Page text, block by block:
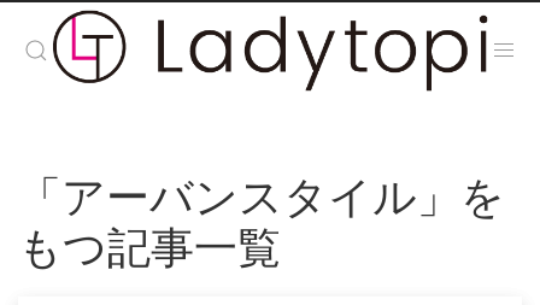
「アーバンスタイル」を
もつ記事一覧